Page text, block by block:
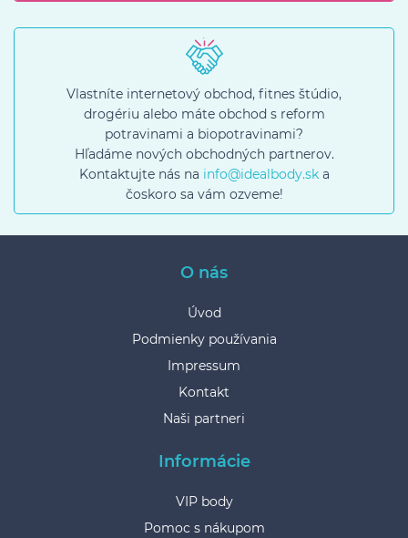
Vlastníte internetový obchod, fitnes štúdio,
drogériu alebo máte obchod s reform
potravinami a biopotravinami?
Hľadáme nových obchodných partnerov.
Kontaktujte nás na info@idealbody.ska
čoskoro sa vám ozveme!
O nás
Úvod
Podmienky používania
Impressum
Kontakt
Naši partneri
Informácie
VIP body
Pomoc s nákupom